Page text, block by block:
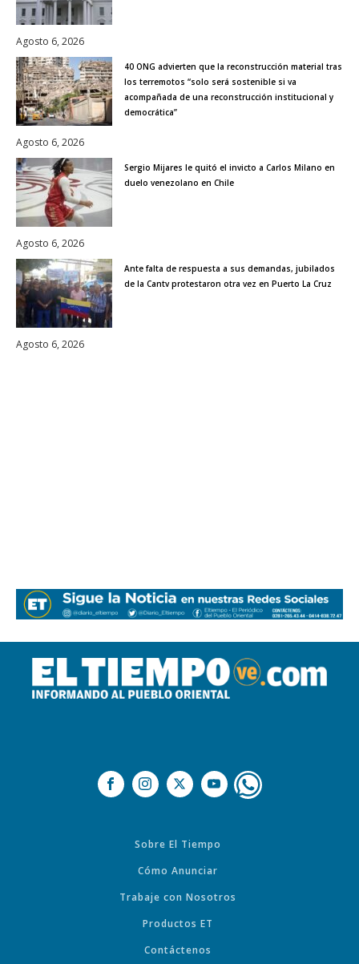
Agosto 6, 2026
40 ONG advierten que la reconstrucción material tras
los terremotos “solo será sostenible si va
acompañada de una reconstrucción institucional y
democrática”
Agosto 6, 2026
Sergio Mijares le quitó el invicto a Carlos Milano en
duelo venezolano en Chile
Agosto 6, 2026
Ante falta de respuesta a sus demandas, jubilados
de la Cantv protestaron otra vez en Puerto La Cruz
Agosto 6, 2026
Sobre El Tiempo
Cómo Anunciar
Trabaje con Nosotros
Productos ET
Contáctenos